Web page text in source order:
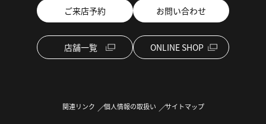
ご来店予約 お問い合わせ
店舗一覧 ONLINE SHOP
関連リンク 個人情報の取扱い サイトマップ